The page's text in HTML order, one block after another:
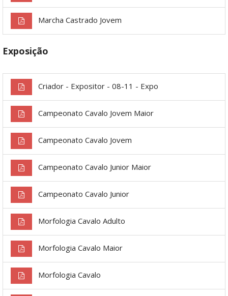
Marcha Castrado Jovem
Exposição
Criador - Expositor - 08-11 - Expo
Campeonato Cavalo Jovem Maior
Campeonato Cavalo Jovem
Campeonato Cavalo Junior Maior
Campeonato Cavalo Junior
Morfologia Cavalo Adulto
Morfologia Cavalo Maior
Morfologia Cavalo